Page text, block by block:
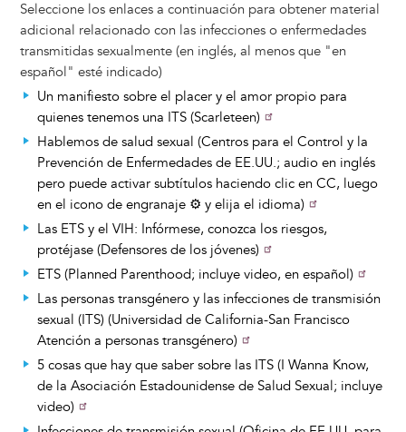
Seleccione los enlaces a continuación para obtener material
adicional relacionado con las infecciones o enfermedades
transmitidas sexualmente (en inglés, al menos que "en
español" esté indicado)
Un manifiesto sobre el placer y el amor propio para
quienes tenemos una ITS (Scarleteen)
Hablemos de salud sexual (Centros para el Control y la
Prevención de Enfermedades de EE.UU.; audio en inglés
pero puede activar subtítulos haciendo clic en CC, luego
en el icono de engranaje ⚙️ y elija el idioma)
Las ETS y el VIH: Infórmese, conozca los riesgos,
protéjase (Defensores de los jóvenes)
ETS (Planned Parenthood; incluye video, en español)
Las personas transgénero y las infecciones de transmisión
sexual (ITS) (Universidad de California-San Francisco
Atención a personas transgénero)
5 cosas que hay que saber sobre las ITS (I Wanna Know,
de la Asociación Estadounidense de Salud Sexual; incluye
video)